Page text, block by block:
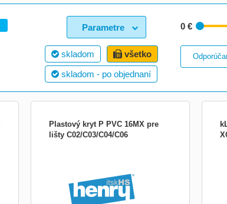
0 €
skladom
všetko
skladom - po objednaní
Parametre
Plastový kryt P PVC 16MX pre
lišty C02/C03/C04/C06